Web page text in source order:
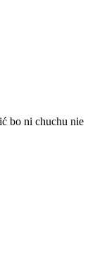
bo ni chuchu nie